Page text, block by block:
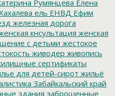
Румянцева Елена
ель ЕНВД Ефим
железная дорога
кнсультация женская
с детьми жестокое
живодер живопись
сертификаты
для детей-сирот жильё
Забайкальский край
здания заброшенные